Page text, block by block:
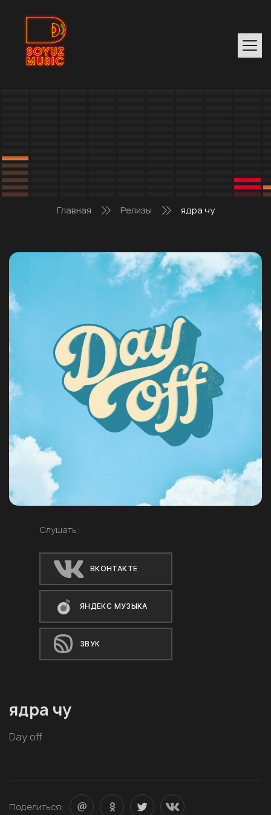
Главная Релизы ядра чу
Слушать:
ВКОНТАКТЕ
ЯНДЕКС МУЗЫКА
ЗВУК
ядра чу
Day off
Поделиться: